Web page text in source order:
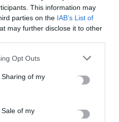
This information may
parties on the IAB’s List of
may further disclose it to other
Opt Outs
of my
of my
Εσπευσμένη διακομιδή
#ΒΕΝΕΤΙΑ